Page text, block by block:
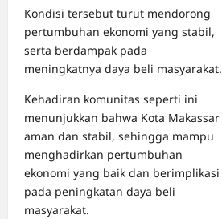
Kondisi tersebut turut mendorong
pertumbuhan ekonomi yang stabil,
serta berdampak pada
meningkatnya daya beli masyarakat.
Kehadiran komunitas seperti ini
menunjukkan bahwa Kota Makassar
aman dan stabil, sehingga mampu
menghadirkan pertumbuhan
ekonomi yang baik dan berimplikasi
pada peningkatan daya beli
masyarakat.